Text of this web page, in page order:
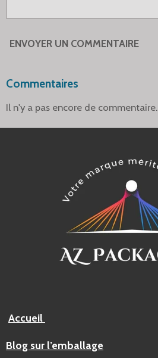
ENVOYER UN COMMENTAIRE
Commentaires
Il n'y a pas encore de commentaire.
Accueil
Blog sur l’emballage